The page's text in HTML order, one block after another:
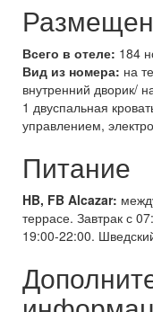
Всего в отеле: 184
Вид из номера: на
внутренний дворик/
1 двуспальная
управлением,
Питание
HB, FB Alcazar:
террасе. Завтрак с
19:00-22:00.